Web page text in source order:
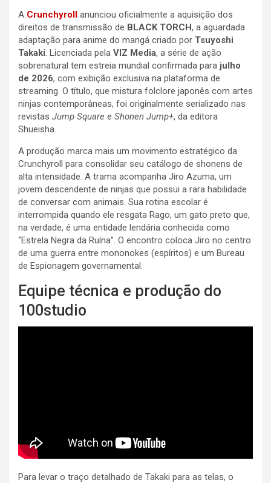
A Crunchyroll anunciou oficialmente a aquisição dos
direitos de transmissão de BLACK TORCH, a aguardada
adaptação para anime do mangá criado por Tsuyoshi
Takaki . Licenciada pela VIZ Media, a série de ação
sobrenatural tem estreia mundial confirmada para julho
de 2026, com exibição exclusiva na plataforma de
streaming. O título, que mistura folclore japonês com artes
ninjas contemporâneas, foi originalmente serializado nas
revistas Jump Square e Shonen Jump+, da editora
Shueisha.
A produção marca mais um movimento estratégico da
Crunchyroll para consolidar seu catálogo de shonens de
alta intensidade. A trama acompanha Jiro Azuma, um
jovem descendente de ninjas que possui a rara habilidade
de conversar com animais. Sua rotina escolar é
interrompida quando ele resgata Rago, um gato preto que,
na verdade, é uma entidade lendária conhecida como
“Estrela Negra da Ruína”. O encontro coloca Jiro no centro
de uma guerra entre mononokes (espíritos) e um Bureau
de Espionagem governamental.
Equipe técnica e produção do
100studio
Para levar o traço detalhado de Takaki para as telas, o